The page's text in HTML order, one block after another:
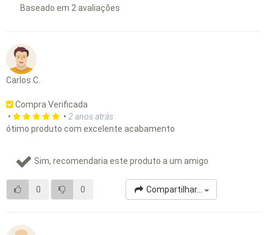
Baseado em 2avaliações
Carlos C.
Compra Verificada
•
• 2 anos atrás
ótimo produto com excelente acabamento
Sim, recomendaria este produto a um amigo
0 0 Compartilhar...